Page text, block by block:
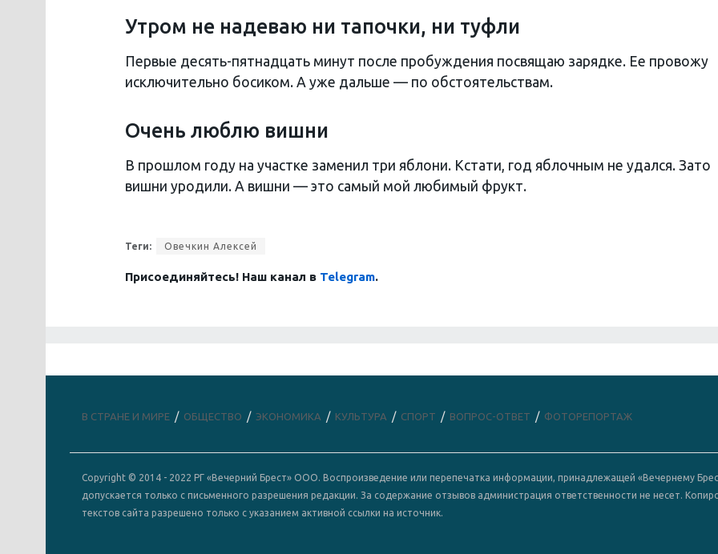
Утром не надеваю ни тапочки, ни туфли
Первые десять-пятнадцать минут после пробуждения посвящаю зарядке. Ее провожу
исключительно босиком. А уже дальше — по обстоятельствам.
Очень люблю вишни
В прошлом году на участке заменил три яблони. Кстати, год яблочным не удался. Зато
вишни уродили. А вишни — это самый мой любимый фрукт.­­­­
Теги: Овечкин Алексей
Присоединяйтесь! Наш канал в Telegram.
В СТРАНЕ И МИРЕ ОБЩЕСТВО ЭКОНОМИКА КУЛЬТУРА СПОРТ ВОПРОС-ОТВЕТ ФОТОРЕПОРТАЖ
Copyright © 2014 - 2022 РГ «Вечерний Брест» ООО. Воспроизведение или перепечатка информации, принадлежащей «Вечернему
допускается только с письменного разрешения редакции. За содержание отзывов администрация ответственности не несет.
текстов сайта разрешено только с указанием активной ссылки на источник.